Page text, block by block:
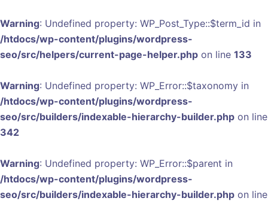
Warning: Undefined property: WP_Post_Type::$term_id in
/htdocs/wp-content/plugins/wordpress-
seo/src/helpers/current-page-helper.php on line 133
Warning: Undefined property: WP_Error::$taxonomy in
/htdocs/wp-content/plugins/wordpress-
seo/src/builders/indexable-hierarchy-builder.php on line
342
Warning: Undefined property: WP_Error::$parent in
/htdocs/wp-content/plugins/wordpress-
seo/src/builders/indexable-hierarchy-builder.php on line